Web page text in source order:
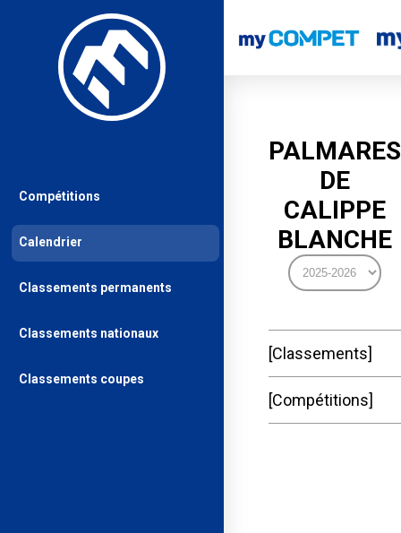
PALMARES
DE
CALIPPE
BLANCHE
Classements
Compétitions
Compétitions
Calendrier
Classements permanents
Classements nationaux
Classements coupes